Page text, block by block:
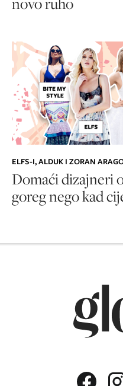
ELFS-I, ALDUK I ZORAN
Domaći dizajneri
goreg nego kad